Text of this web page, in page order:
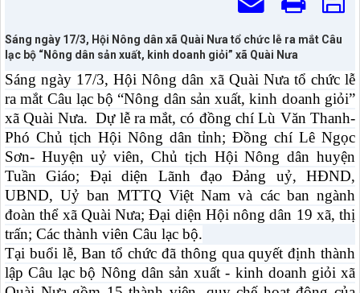
Sáng ngày 17/3, Hội Nông dân xã Quài Nưa tổ chức lễ ra mắt Câu
lạc bộ “Nông dân sản xuất, kinh doanh giỏi” xã Quài Nưa
Sáng ngày 17/3, Hội Nông dân xã Quài Nưa tổ chức lễ
ra mắt Câu lạc bộ “Nông dân sản xuất, kinh doanh giỏi”
xã Quài Nưa. Dự lễ ra mắt, có đồng chí Lù Văn Thanh-
Phó Chủ tịch Hội Nông dân tỉnh; Đồng chí Lê Ngọc
Sơn- Huyện uỷ viên, Chủ tịch Hội Nông dân huyện
Tuần Giáo; Đại diện Lãnh đạo Đảng uỷ, HĐND,
UBND, Uỷ ban MTTQ Việt Nam và các ban ngành
đoàn thể xã Quài Nưa; Đại diện Hội nông dân 19 xã, thị
trấn; Các thành viên Câu lạc bộ.
Tại buổi lễ, Ban tổ chức đã thông qua quyết định thành
lập Câu lạc bộ Nông dân sản xuất - kinh doanh giỏi xã